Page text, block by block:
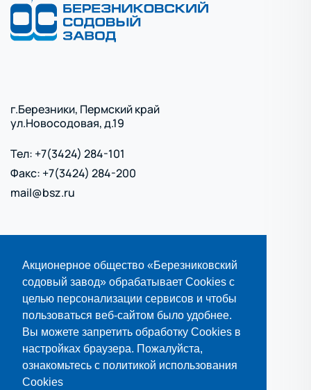
Акционерное общество «Березниковский
содовый завод» обрабатывает Cookies с
целью персонализации сервисов и чтобы
пользоваться веб-сайтом было удобнее.
Вы можете запретить обработку Cookies в
настройках браузера. Пожалуйста,
ознакомьтесь с политикой использования
Cookies
г.Березники, Пермский край
ул.Новосодовая, д.19
Тел: +7(3424) 284-101
Факс: +7(3424) 284-200
mail@bsz.ru
Политика использования cookies
Карта сайта
ВСЕ КОНТАКТЫ
ВСЕ ДОКУМЕНТЫ